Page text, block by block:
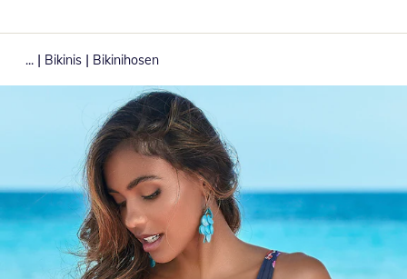
... | Bikinis | Bikinihosen